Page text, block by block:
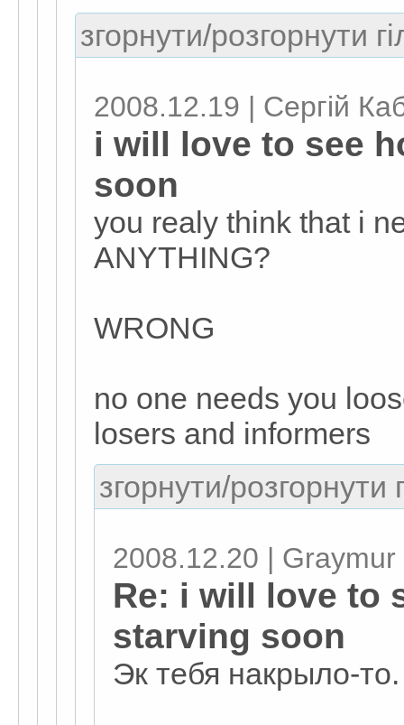
згорнути/розгорнути
2008.12.19 | Сергій
i will love to see
soon
you realy think that i
ANYTHING?
WRONG
no one needs you
losers and informers
згорнути/розгорнути
2008.12.20 | Graymur
Re: i will love to
starving soon
Эк тебя накрыло-то.